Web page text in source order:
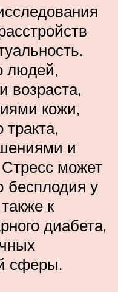
людей,
возраста,
кожи,
и
может
бесплодия у
к
диабета,
сферы.